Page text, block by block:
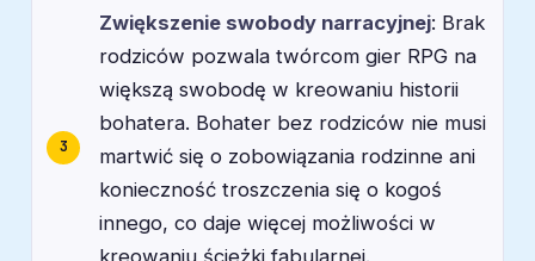
Zwiększenie swobody narracyjnej: Brak
rodziców pozwala twórcom gier RPG na
większą swobodę w kreowaniu historii
bohatera. Bohater bez rodziców nie musi
martwić się o zobowiązania rodzinne ani
konieczność troszczenia się o kogoś
innego, co daje więcej możliwości w
kreowaniu ścieżki fabularnej.